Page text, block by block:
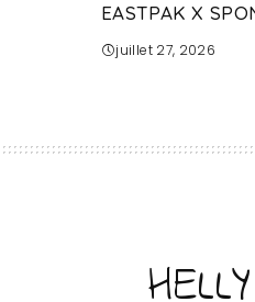
EASTPAK X
juillet 27, 2026